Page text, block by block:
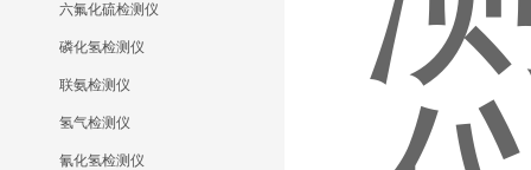
六氟化硫检测仪
磷化氢检测仪
联氨检测仪
氢气检测仪
氰化氢检测仪